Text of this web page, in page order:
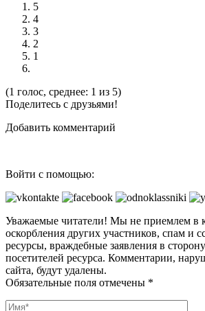
5
4
3
2
1
(1 голос, среднее: 1 из 5)
Поделитесь с друзьями!
Добавить комментарий
Войти с помощью:
Уважаемые читатели! Мы не приемлем в
оскорбления других участников, спам и
ресурсы, враждебные заявления в
посетителей ресурса. Комментарии,
сайта, будут удалены.
Обязательные поля отмечены *